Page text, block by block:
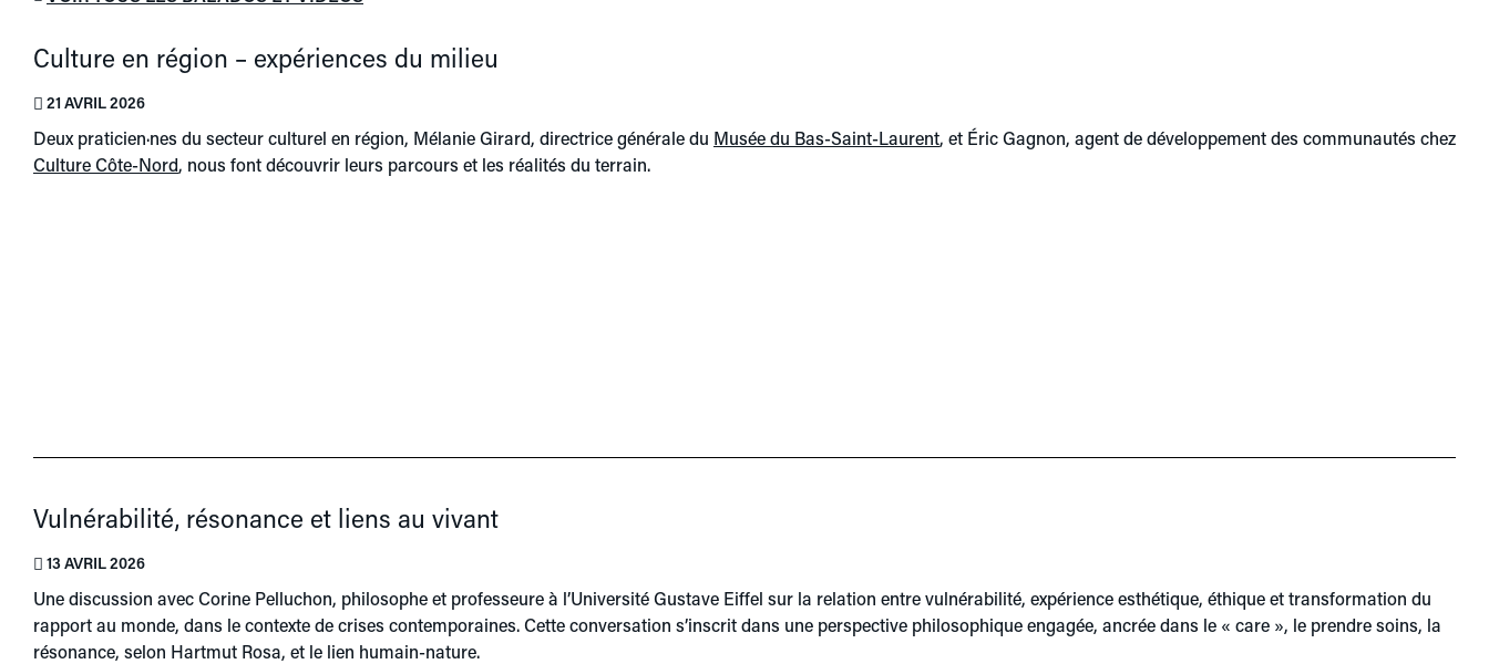
Culture en région – expériences du milieu
21 AVRIL 2026
Deux praticien·nes du secteur culturel en région, Mélanie Girard, directrice générale du Musée du Bas-Saint-Laurent, et Éric Gagnon, agent de développement des communautés chez
Culture Côte-Nord, nous font découvrir leurs parcours et les réalités du terrain.
Vulnérabilité, résonance et liens au vivant
13 AVRIL 2026
Une discussion avec Corine Pelluchon, philosophe et professeure à l’Université Gustave Eiffel sur la relation entre vulnérabilité, expérience esthétique, éthique et transformation du
rapport au monde, dans le contexte de crises contemporaines. Cette conversation s’inscrit dans une perspective philosophique engagée, ancrée dans le « care », le prendre soins, la
résonance, selon Hartmut Rosa, et le lien humain-nature.